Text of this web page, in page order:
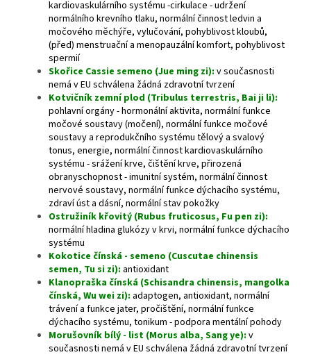
kardiovaskulárního systému -cirkulace - udržení
normálního krevního tlaku, normální činnost ledvin a
močového měchýře, vylučování, pohyblivost kloubů,
(před) menstruační a menopauzální komfort, pohyblivost
spermií
Skořice Cassie semeno (Jue ming zi): v současnosti
nemá v EU schválena žádná zdravotní tvrzení
Kotvičník zemní plod (Tribulus terrestris, Bai ji li):
pohlavní orgány - hormonální aktivita, normální funkce
močové soustavy (močení), normální funkce močové
soustavy a reprodukčního systému tělový a svalový
tonus, energie, normální činnost kardiovaskulárního
systému - srážení krve, čištění krve, přirozená
obranyschopnost - imunitní systém, normální činnost
nervové soustavy, normální funkce dýchacího systému,
zdraví úst a dásní, normální stav pokožky
Ostružiník křovitý (Rubus fruticosus, Fu pen zi):
normální hladina glukózy v krvi, normální funkce dýchacího
systému
Kokotice čínská - semeno (Cuscutae chinensis
semen, Tu si zi): antioxidant
Klanopraška čínská (Schisandra chinensis, mangolka
čínská, Wu wei zi): adaptogen, antioxidant, normální
trávení a funkce jater, pročištění, normální funkce
dýchacího systému, tonikum - podpora mentální pohody
Morušovník bílý - list (Morus alba, Sang ye): v
současnosti nemá v EU schválena žádná zdravotní tvrzení